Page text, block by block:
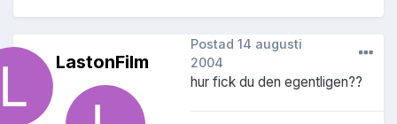
LastonFilm
Postad 14 augusti
2004
hur fick du den egentligen??